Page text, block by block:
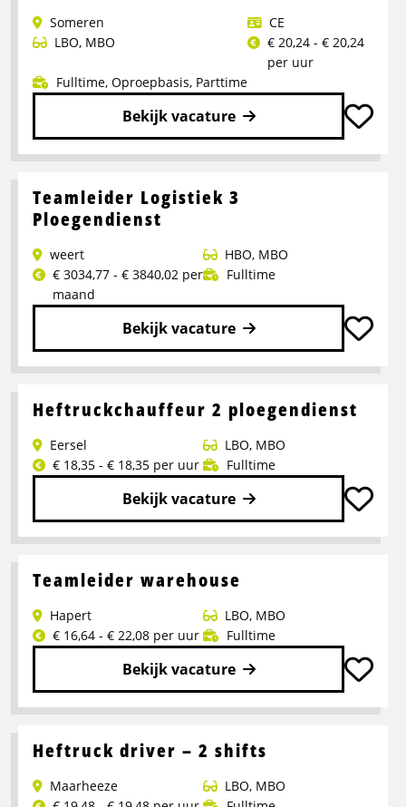
medicijnen
Someren
CE
LBO, MBO
€ 20,24 - € 20,24
per uur
Fulltime, Oproepbasis, Parttime
Bekijk vacature
Lees
over
Nationale
internationale
ADR
CE
Teamleider Logistiek 3
Ploegendienst
weert HBO, MBO
€ 3034,77 - € 3840,02 per
maand
Fulltime
Bekijk vacature
Lees
over
Logistiek
3
Ploegendienst
Heftruckchauffeur 2 ploegendienst
Eersel LBO, MBO
€ 18,35 - € 18,35 per uur
Fulltime
Bekijk vacature
Lees
over
2
ploegendienst
Teamleider warehouse
Hapert LBO, MBO
€ 16,64 - € 22,08 per uur
Fulltime
Bekijk vacature
Lees
over
warehouse
Heftruck driver – 2 shifts
Maarheeze LBO, MBO